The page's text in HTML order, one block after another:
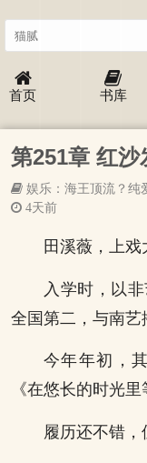
首页 书库
第251章 红沙
娱乐：海王顶流？纯
4天前
田溪薇，上戏
入学时，以
全国第二，与南艺
今年年初，
《在悠长的时光
履历还不错，